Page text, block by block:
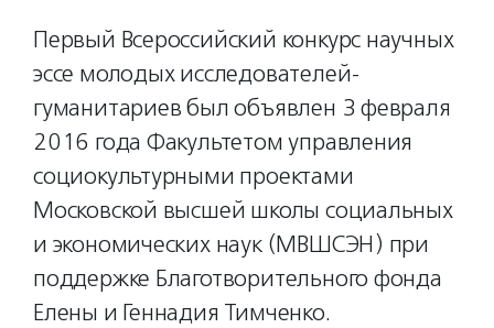
Первый Всероссийский конкурс научных
эссе молодых исследователей-
гуманитариев был объявлен 3 февраля
2016 года Факультетом управления
социокультурными проектами
Московской высшей школы социальных
и экономических наук (МВШСЭН) при
поддержке Благотворительного фонда
Елены и Геннадия Тимченко.